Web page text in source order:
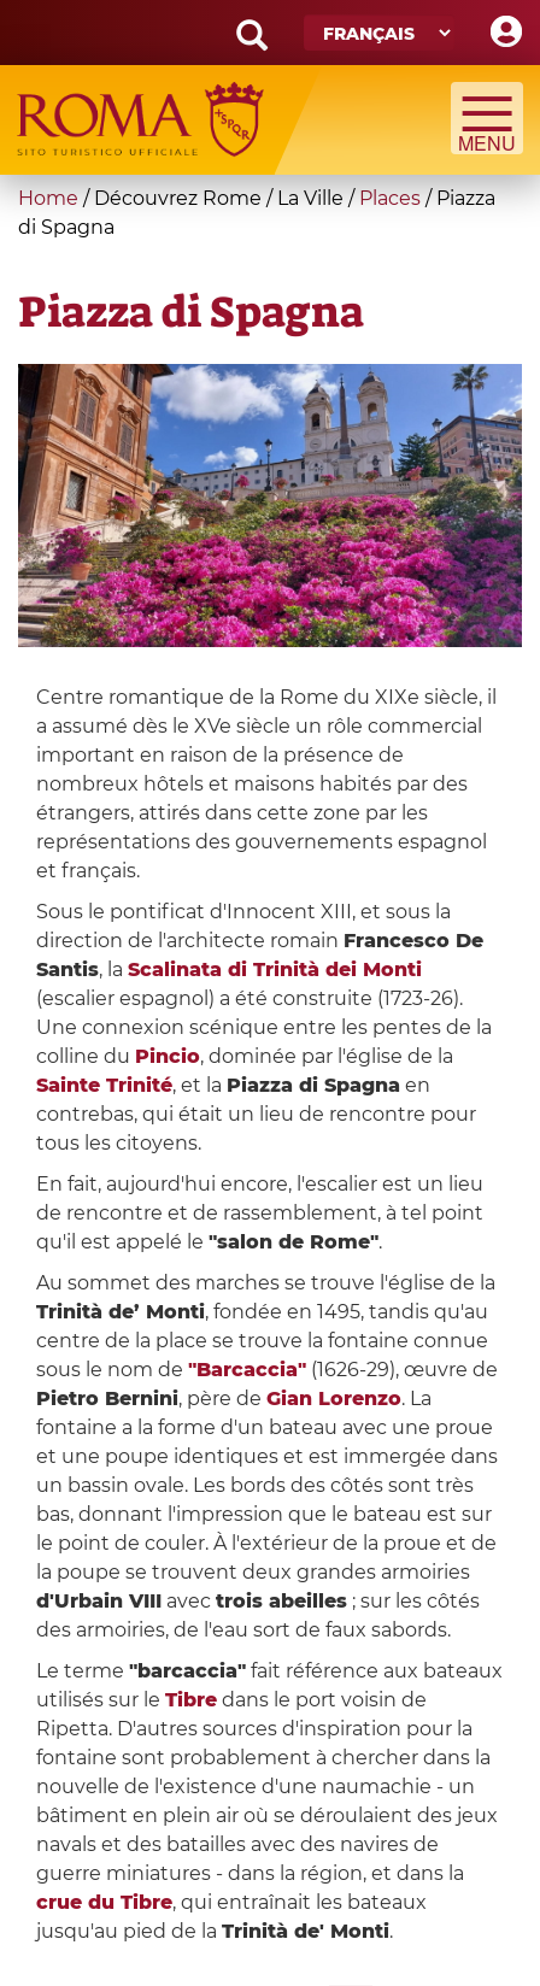
main
content
Search
form
Recherche
You
are
Home / Découvrez Rome / La Ville / Places / Piazza
di Spagna
Piazza di Spagna
Centre romantique de la Rome du XIXe siècle, il
a assumé dès le XVe siècle un rôle commercial
important en raison de la présence de
nombreux hôtels et maisons habités par des
étrangers, attirés dans cette zone par les
représentations des gouvernements espagnol
et français.
Sous le pontificat d'Innocent XIII, et sous la
direction de l'architecte romain Francesco De
Santis, la Scalinata di Trinità dei Monti
(escalier espagnol) a été construite (1723-26).
Une connexion scénique entre les pentes de la
colline du Pincio, dominée par l'église de la
Sainte Trinité, et la Piazza di Spagna en
contrebas, qui était un lieu de rencontre pour
tous les citoyens.
En fait, aujourd'hui encore, l'escalier est un lieu
de rencontre et de rassemblement, à tel point
qu'il est appelé le "salon de Rome".
Au sommet des marches se trouve l'église de la
Trinità de’ Monti, fondée en 1495, tandis qu'au
centre de la place se trouve la fontaine connue
sous le nom de "Barcaccia"(1626-29), œuvre de
Pietro Bernini, père de Gian Lorenzo. La
fontaine a la forme d'un bateau avec une proue
et une poupe identiques et est immergée dans
un bassin ovale. Les bords des côtés sont très
bas, donnant l'impression que le bateau est sur
le point de couler. À l'extérieur de la proue et de
la poupe se trouvent deux grandes armoiries
d'Urbain VIIIavec trois abeilles; sur les côtés
des armoiries, de l'eau sort de faux sabords.
Le terme "barcaccia"fait référence aux bateaux
utilisés sur le Tibredans le port voisin de
Ripetta. D'autres sources d'inspiration pour la
fontaine sont probablement à chercher dans la
nouvelle de l'existence d'une naumachie - un
bâtiment en plein air où se déroulaient des jeux
navals et des batailles avec des navires de
guerre miniatures - dans la région, et dans la
crue du Tibre, qui entraînait les bateaux
jusqu'au pied de la Trinità de' Monti.